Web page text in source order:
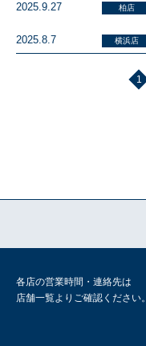
2025.9.27 柏店
2025.8.7 横浜店
1
各店の営業時間・連絡先は
店舗一覧よりご確認ください。